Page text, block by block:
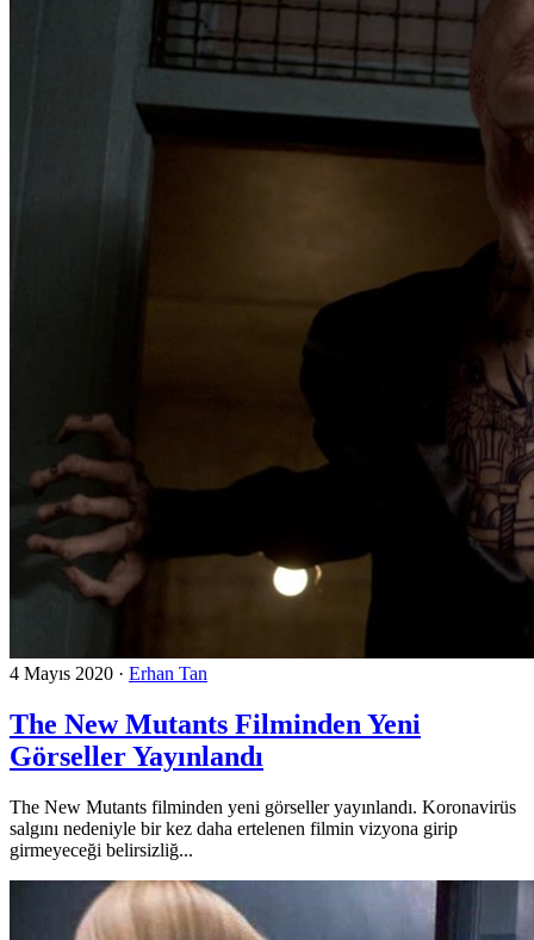
4 Mayıs 2020 · Erhan Tan
The New Mutants Filminden Yeni
Görseller Yayınlandı
The New Mutants filminden yeni görseller yayınlandı. Koronavirüs
salgını nedeniyle bir kez daha ertelenen filmin vizyona girip
girmeyeceği belirsizliğ...